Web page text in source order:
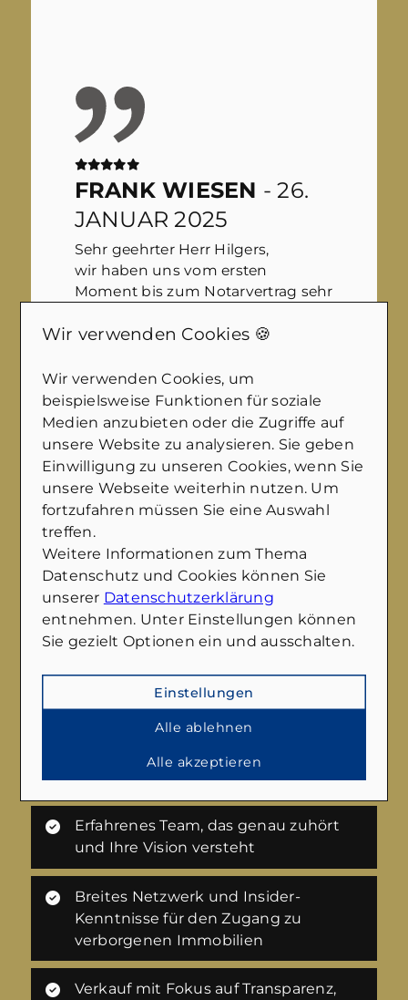
FRANK WIESEN - 26.
JANUAR 2025
Sehr geehrter Herr Hilgers,
wir haben uns vom ersten
Moment bis zum Notarvertrag sehr
und Ihr freundliches Team haben
reagiert.
Ihre professionelle
Vermarktungsstratgie ( Bilder,
Luftbilder per Drohne, Videos usw)
hat uns, aber offensichtlich auch
den Käufern, sehr gefallen.
Ihr Team.
Benötigen Sie Hilfe beim Verkauf Ihrer
Wir führen Sie gerne durch den gesamten
gleichzeitig auf Wunsch auch eine neue
Erfahrenes Team, das genau zuhört
und Ihre Vision versteht
Breites Netzwerk und Insider-
Kenntnisse für den Zugang zu
verborgenen Immobilien
Verkauf mit Fokus auf Transparenz,
Wir verwenden Cookies 🍪
Wir verwenden Cookies, um
beispielsweise Funktionen für soziale
Medien anzubieten oder die Zugriffe auf
unsere Website zu analysieren. Sie geben
Einwilligung zu unseren Cookies, wenn Sie
unsere Webseite weiterhin nutzen. Um
fortzufahren müssen Sie eine Auswahl
treffen.
Weitere Informationen zum Thema
Datenschutz und Cookies können Sie
unserer Datenschutzerklärung
entnehmen. Unter Einstellungen können
Sie gezielt Optionen ein und ausschalten.
Einstellungen
Alle ablehnen
Alle akzeptieren